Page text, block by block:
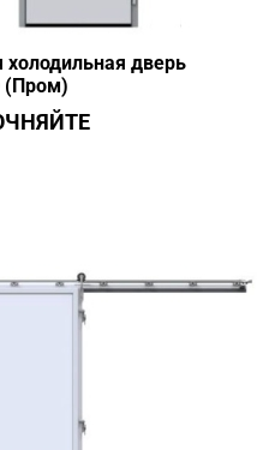
холодильная дверь
(Пром)